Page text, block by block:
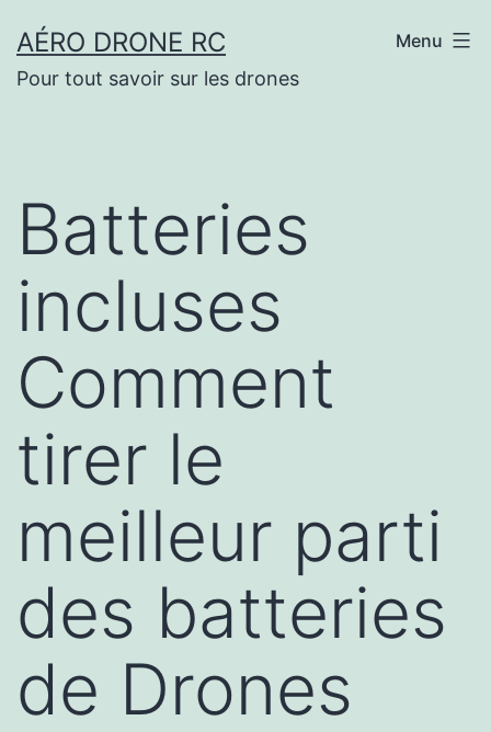
au
contenu
AÉRO DRONE RC
Pour tout savoir sur les drones
Menu
Batteries
incluses
Comment
tirer le
meilleur parti
des batteries
de Drones